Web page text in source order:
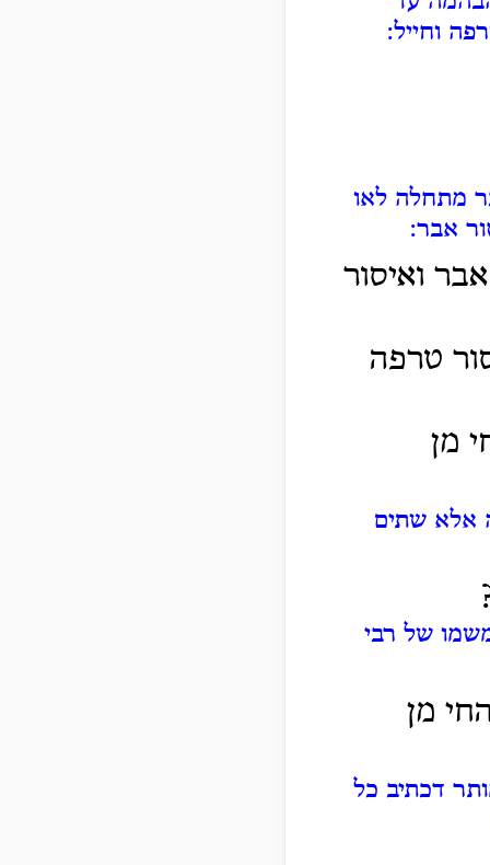
וחייל:
מתחלה לאו
אבר:
ואיסור
טרפה
מן
אלא שתים
של רבי
מן
דכתיב כל